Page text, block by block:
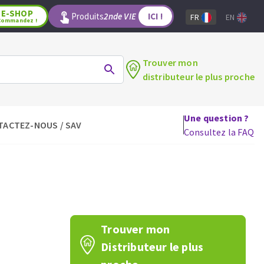
OUTILS POUR LE BOIS
Fraises carbure
Fers et plaquettes
Lames de scie à ruban
E-SHOP
! Produits2nde VIE ICI ! FR EN
Trouver mon
distributeur le plus proche
NOUS / SAV
Une question ?
Consultez la FAQ
Trouver mon
Distributeur le plus